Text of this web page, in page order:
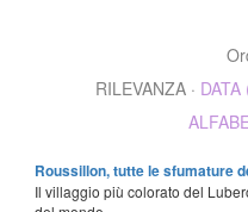
RILEVANZA ·
Roussillon, tutte le sfumature
Il villaggio più colorato del